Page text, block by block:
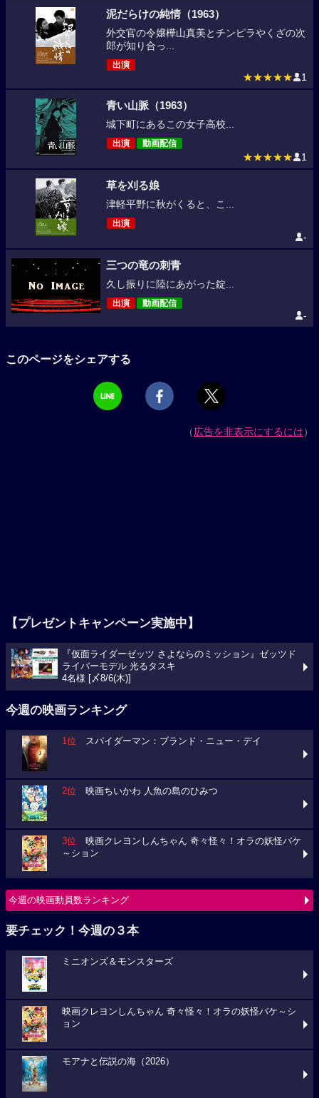
泥だらけの純情（1963）
外交官の令嬢樺山真美とチンピラやくざの次
郎が知り合っ...
出演
★★★★★ 1
青い山脈（1963）
城下町にあるこの女子高校...
出演 動画配信
★★★★★ 1
草を刈る娘
津軽平野に秋がくると、こ...
出演
-
三つの竜の刺青
久し振りに陸にあがった錠...
出演 動画配信
-
このページをシェアする
（広告を非表示にするには）
【プレゼントキャンペーン実施中】
『仮面ライダーゼッツ さよならのミッション』ゼッツド
ライバーモデル 光るタスキ
4名様 [〆8/6(木)]
今週の映画ランキング
1位 スパイダーマン：ブランド・ニュー・デイ
2位 映画ちいかわ 人魚の島のひみつ
3位 映画クレヨンしんちゃん 奇々怪々！オラの妖怪バケ
～ション
今週の映画動員数ランキング
要チェック！今週の３本
ミニオンズ＆モンスターズ
映画クレヨンしんちゃん 奇々怪々！オラの妖怪バケ～シ
ョン
モアナと伝説の海（2026）